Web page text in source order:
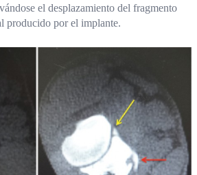
el desplazamiento del fragmento
producido por el implante.